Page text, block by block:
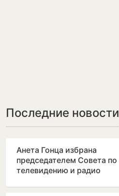
Последние новости
Анета Гонца избрана
председателем Совета по
телевидению и радио
Вицу